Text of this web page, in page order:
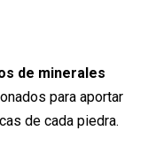
de minerales
para aportar
de cada piedra.